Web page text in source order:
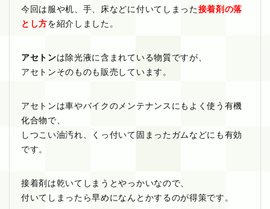
今回は服や机、手、床などに付いてしまった接着剤の落
とし方を紹介しました。
アセトンは除光液に含まれている物質ですが、
アセトンそのものも販売しています。
アセトンは車やバイクのメンテナンスにもよく使う有機
化合物で、
しつこい油汚れ、くっ付いて固まったガムなどにも有効
です。
接着剤は乾いてしまうとやっかいなので、
付いてしまったら早めになんとかするのが得策です。